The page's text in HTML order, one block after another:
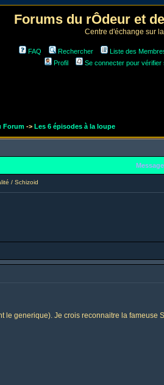
Forums du rÔdeur et
Centre d'échange sur
FAQ Rechercher Liste des
Profil
Se connecter pour
Forum -> Les 6 épisodes à la loupe
Message
/ Schizoid
le generique). Je crois reconnaitre la